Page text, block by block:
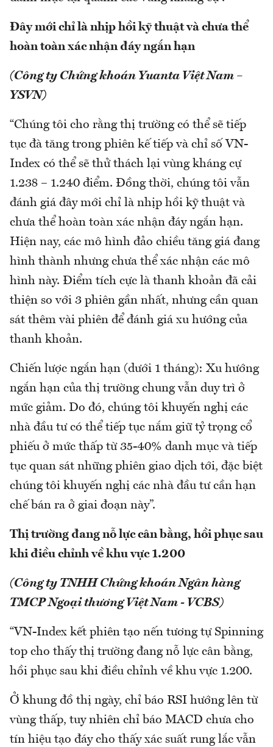
Đây mới chỉ là nhịp hồi kỹ thuật và chưa thể
hoàn toàn xác nhận đáy ngắn hạn
(Công ty Chứng khoán Yuanta Việt Nam –
YSVN)
“Chúng tôi cho rằng thị trường có thể sẽ tiếp
tục đà tăng trong phiên kế tiếp và chỉ số VN-
Index có thể sẽ thử thách lại vùng kháng cự
1.238 – 1.240 điểm. Đồng thời, chúng tôi vẫn
đánh giá đây mới chỉ là nhịp hồi kỹ thuật và
chưa thể hoàn toàn xác nhận đáy ngắn hạn.
Hiện nay, các mô hình đảo chiều tăng giá đang
hình thành nhưng chưa thể xác nhận các mô
hình này. Điểm tích cực là thanh khoản đã cải
thiện so với 3 phiên gần nhất, nhưng cần quan
sát thêm vài phiên để đánh giá xu hướng của
thanh khoản.
Chiến lược ngắn hạn (dưới 1 tháng): Xu hướng
ngắn hạn của thị trường chung vẫn duy trì ở
mức giảm. Do đó, chúng tôi khuyến nghị các
nhà đầu tư có thể tiếp tục nắm giữ tỷ trọng cổ
phiếu ở mức thấp từ 35-40% danh mục và tiếp
tục quan sát những phiên giao dịch tới, đặc biệt
chúng tôi khuyến nghị các nhà đầu tư cần hạn
chế bán ra ở giai đoạn này”.
Thị trường đang nỗ lực cân bằng, hồi phục sau
khi điều chỉnh về khu vực 1.200
(Công ty TNHH Chứng khoán Ngân hàng
TMCP Ngoại thương Việt Nam - VCBS)
“VN-Index kết phiên tạo nến tương tự Spinning
top cho thấy thị trường đang nỗ lực cân bằng,
hồi phục sau khi điều chỉnh về khu vực 1.200.
Ở khung đồ thị ngày, chỉ báo RSI hướng lên từ
vùng thấp, tuy nhiên chỉ báo MACD chưa cho
tín hiệu tạo đáy cho thấy xác suất rung lắc vẫn